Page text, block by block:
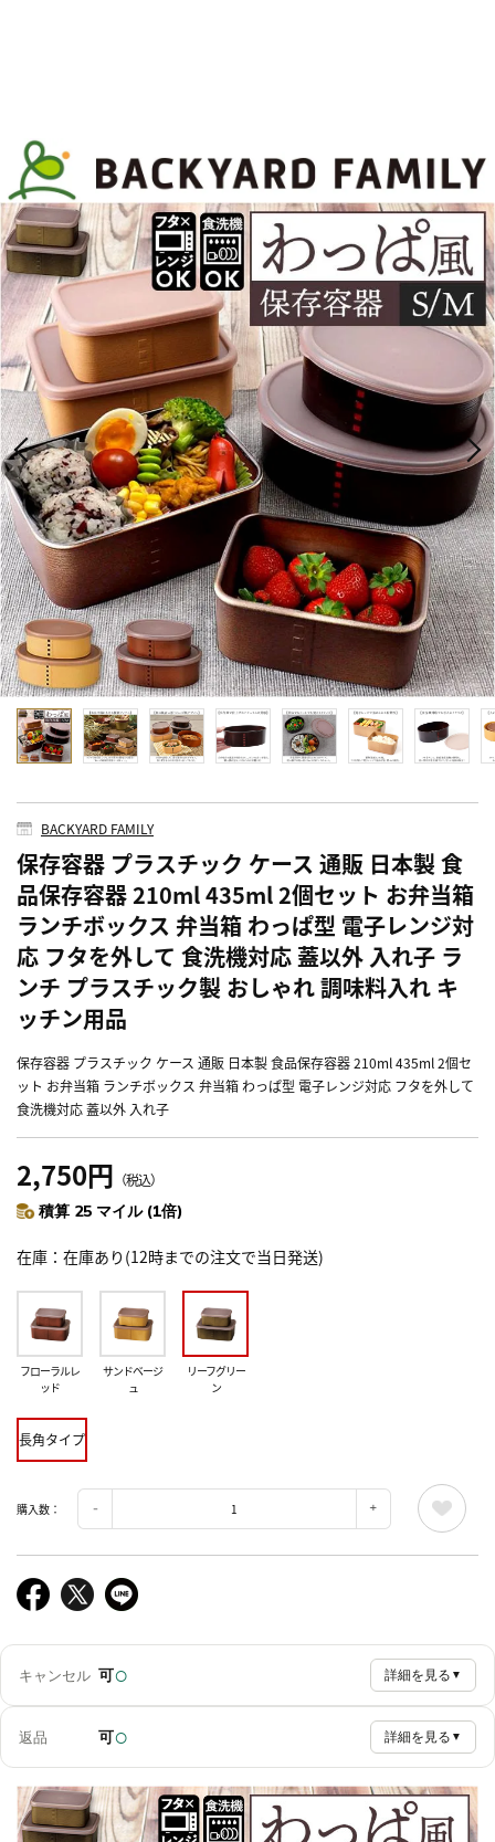
BACKYARD FAMILY
保存容器 プラスチック ケース 通販 日本製 食
品保存容器 210ml 435ml 2個セット お弁当箱
ランチボックス 弁当箱 わっぱ型 電子レンジ対
応 フタを外して 食洗機対応 蓋以外 入れ子 ラ
ンチ プラスチック製 おしゃれ 調味料入れ キ
ッチン用品
保存容器 プラスチック ケース 通販 日本製 食品保存容器 210ml 435ml 2個セ
ット お弁当箱 ランチボックス 弁当箱 わっぱ型 電子レンジ対応 フタを外して
食洗機対応 蓋以外 入れ子
2,750円 （税込）
積算 25 マイル (1倍)
在庫 在庫あり(12時までの注文で当日発送)
フローラルレ
ッド
サンドベージ
ュ
リーフグリー
ン
長角タイプ
購入数：
キャンセル 可○ 詳細を見る ▼
返品 可○ 詳細を見る ▼